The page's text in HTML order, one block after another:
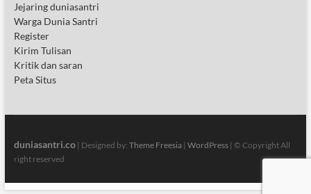
Jejaring duniasantri
Warga Dunia Santri
Register
Kirim Tulisan
Kritik dan saran
Peta Situs
duniasantri.co| Designed by: Theme Freesia| WordPress| © Copyright All
right reserved